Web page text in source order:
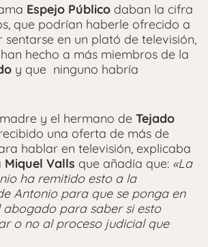
Espejo Público daban la cifra
que podrían haberle ofrecido a
en un plató de televisión,
hecho a más miembros de la
y que ninguno habría
y el hermano de Tejado
una oferta de más de
hablar en televisión, explicaba
Miquel Valls que añadía que: «La
ha remitido esto a la
Antonio para que se ponga en
para saber si esto
o no al proceso judicial que